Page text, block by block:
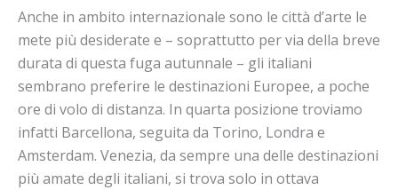
Anche in ambito internazionale sono le città d’arte le
mete più desiderate e – soprattutto per via della breve
durata di questa fuga autunnale – gli italiani
sembrano preferire le destinazioni Europee, a poche
ore di volo di distanza. In quarta posizione troviamo
infatti Barcellona, seguita da Torino, Londra e
Amsterdam. Venezia, da sempre una delle destinazioni
più amate degli italiani, si trova solo in ottava